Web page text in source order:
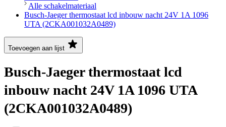
Alle schakelmateriaal
Busch-Jaeger thermostaat lcd inbouw nacht 24V 1A 1096
UTA (2CKA001032A0489)
Toevoegen aan lijst
Busch-Jaeger thermostaat lcd
inbouw nacht 24V 1A 1096 UTA
(2CKA001032A0489)